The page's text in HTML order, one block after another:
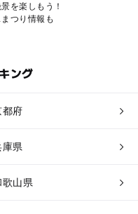
を楽しもう！
つり情報も
ング
都府
庫県
歌山県